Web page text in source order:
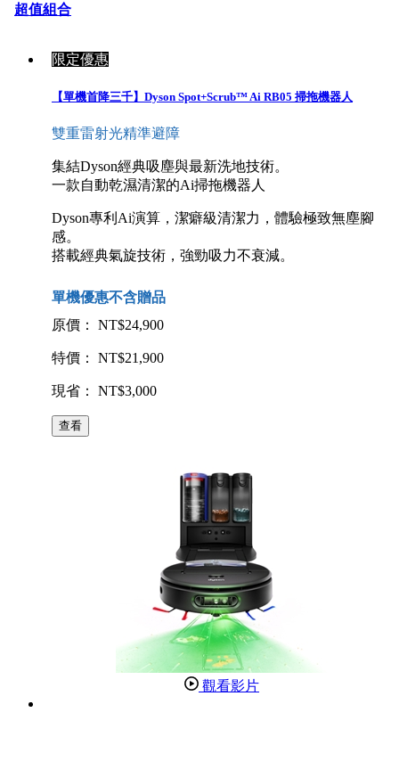
超值組合
限定優惠
【單機首降三千】Dyson Spot+Scrub™ Ai RB05 掃拖機器人
雙重雷射光精準避障
集結Dyson經典吸塵與最新洗地技術。
一款自動乾濕清潔的Ai掃拖機器人
Dyson專利Ai演算，潔癖級清潔力，體驗極致無塵腳
感。
搭載經典氣旋技術，強勁吸力不衰減。
單機優惠不含贈品
原價： NT$24,900
特價： NT$21,900
現省： NT$3,000
查看
觀看影片